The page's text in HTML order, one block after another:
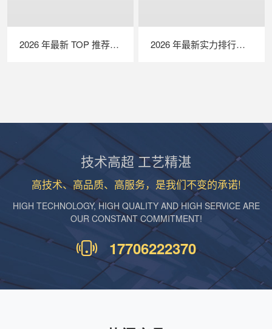
2026 年最新 TOP 推荐｜便携式 EL 检测仪实力排行，LAILX LXG50 深度测评 2026 年最新实力排行｜便携式 IV 测试仪 TOP 推荐，LAILX LX‑PV31 深度解析
技术高超 工艺精湛
高技术、高品质、高服务，是我们不变的承诺!
HIGH TECHNOLOGY, HIGH QUALITY AND HIGH SERVICE ARE
OUR CONSTANT COMMITMENT!
17706222370